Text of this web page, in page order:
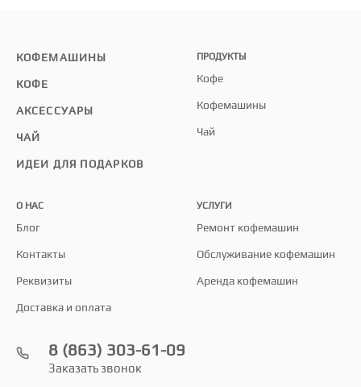
КОФЕМАШИНЫ
КОФЕ
АКСЕССУАРЫ
ЧАЙ
ИДЕИ ДЛЯ ПОДАРКОВ
ПРОДУКТЫ
Кофе
Кофемашины
Чай
О НАС
Блог
Контакты
Реквизиты
Доставка и оплата
УСЛУГИ
Ремонт кофемашин
Обслуживание кофемашин
Аренда кофемашин
8 (863) 303-61-09
Заказать звонок